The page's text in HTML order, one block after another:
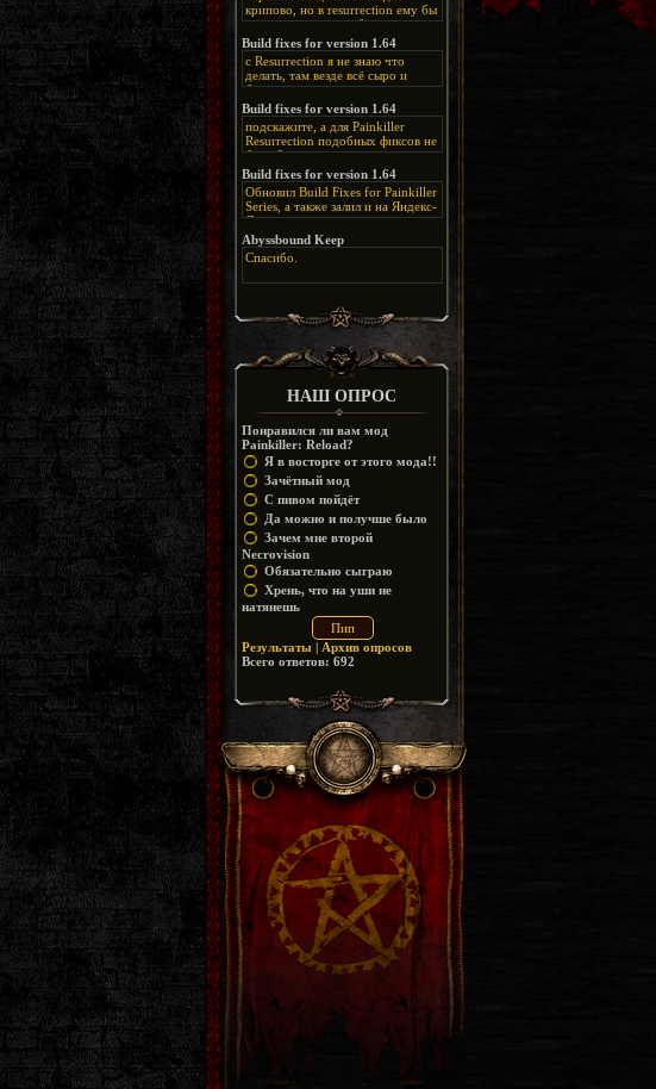
крипово, но в resurrection ему бы
нашлось место, особенно в
каких-нибудь подземных
катакомбах. жаль, что половину
задумок там вырезали, зато и
рпгшности меньше. build fixes
спасибо что перезалили на
яндекс. а вот в комментах на
сайте у меня пару раз вылезала
левая вставка
https://uzbekmelbet.com/ru/
дико отвлекает от обсуждения
скринов.
Build fixes for version 1.64
с Resurrection я не знаю что
делать, там везде всё сыро и
баговано, от чего и заниматься
этим не хочется, тут либо играть
как есть или искать патчи для
этого дополнения на moddb,
либо же на крайняк играть мод
Resurrection, но настолько что не
особо уже и узнаётся
Build fixes for version 1.64
подскажите, а для Painkiller
Resurrection подобных фиксов не
будет?
Build fixes for version 1.64
Обновил Build Fixes for Painkiller
Series, а также залил и на Яндекс-
Диск
https://disk.yandex.ru/d/_zvZekuO5FTd3Q
Abyssbound Keep
Спасибо.
НАШ ОПРОС
Понравился ли вам мод
Painkiller: Reload?
Я в восторге от этого мода!!
Зачётный мод
С пивом пойдёт
Да можно и получше было
Зачем мне второй
Necrovision
Обязательно сыграю
Хрень, что на уши не
натянешь
Результаты | Архив опросов
Всего ответов: 692